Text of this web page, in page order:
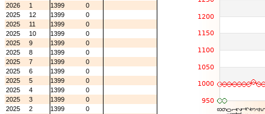
2026
1 1399
0
2025
12 1399
0
2025
11 1399
0
2025
10 1399
0
2025
9 1399
0
2025
8 1399
0
2025
7 1399
0
2025
6 1399
0
2025
5 1399
0
2025
4 1399
0
2025
3 1399
0
2025
2 1399
0